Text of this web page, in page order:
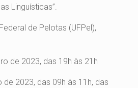
Linguísticas”.
de Pelotas (UFPel),
de 2023, das 19h às 21h
de 2023, das 09h às 11h, das